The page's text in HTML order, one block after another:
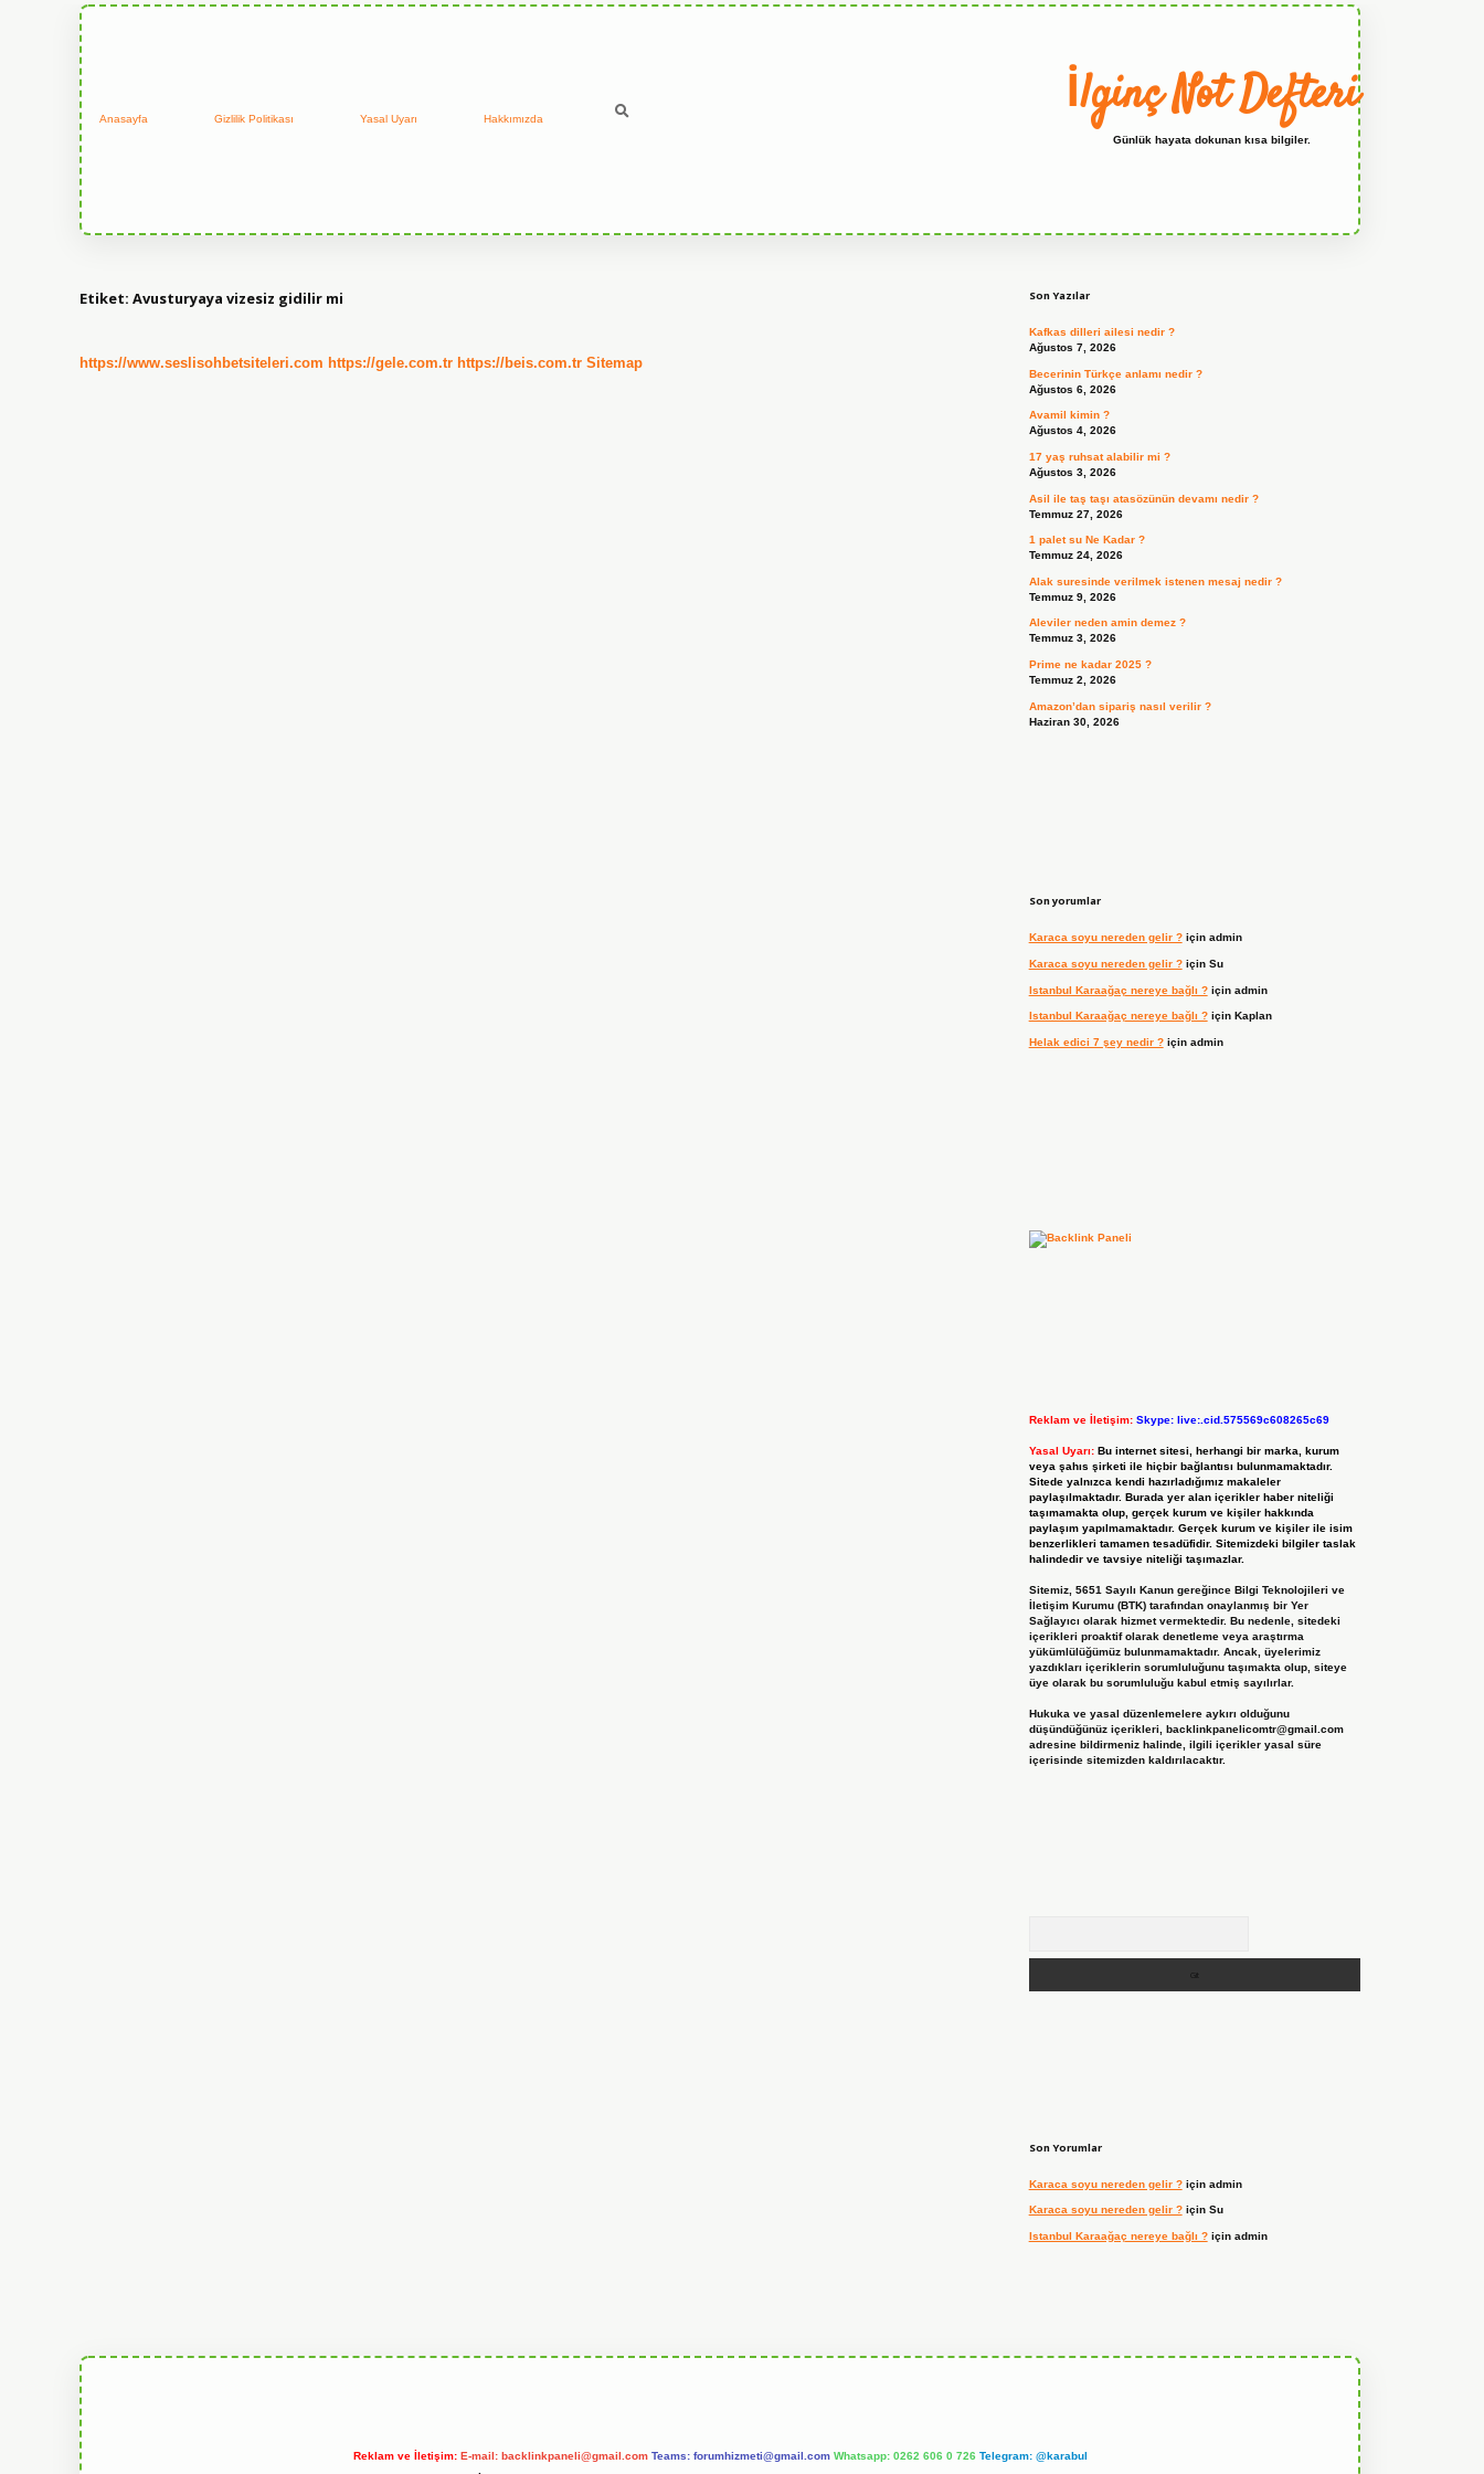
Anasayfa Gizlilik Politikası Yasal Uyarı Hakkımızda İlginç Not Defteri
Günlük hayata dokunan kısa bilgiler.
Etiket: Avusturyaya vizesiz gidilir mi
https://www.seslisohbetsiteleri.com https://gele.com.tr https://beis.com.tr Sitemap
Son Yazılar
Kafkas dilleri ailesi nedir ?
Ağustos 7, 2026
Becerinin Türkçe anlamı nedir ?
Ağustos 6, 2026
Avamil kimin ?
Ağustos 4, 2026
17 yaş ruhsat alabilir mi ?
Ağustos 3, 2026
Asil ile taş taşı atasözünün devamı nedir ?
Temmuz 27, 2026
1 palet su Ne Kadar ?
Temmuz 24, 2026
Alak suresinde verilmek istenen mesaj nedir ?
Temmuz 9, 2026
Aleviler neden amin demez ?
Temmuz 3, 2026
Prime ne kadar 2025 ?
Temmuz 2, 2026
Amazon’dan sipariş nasıl verilir ?
Haziran 30, 2026
Son yorumlar
Karaca soyu nereden gelir ?için admin
Karaca soyu nereden gelir ?için Su
Istanbul Karaağaç nereye bağlı ?için admin
Istanbul Karaağaç nereye bağlı ?için Kaplan
Helak edici 7 şey nedir ?için admin
Reklam ve İletişim: Skype: live:.cid.575569c608265c69
Yasal Uyarı: Bu internet sitesi, herhangi bir marka, kurum
veya şahıs şirketi ile hiçbir bağlantısı bulunmamaktadır.
Sitede yalnızca kendi hazırladığımız makaleler
paylaşılmaktadır. Burada yer alan içerikler haber niteliği
taşımamakta olup, gerçek kurum ve kişiler hakkında
paylaşım yapılmamaktadır. Gerçek kurum ve kişiler ile isim
benzerlikleri tamamen tesadüfidir. Sitemizdeki bilgiler taslak
halindedir ve tavsiye niteliği taşımazlar.
Sitemiz, 5651 Sayılı Kanun gereğince Bilgi Teknolojileri ve
İletişim Kurumu (BTK) tarafından onaylanmış bir Yer
Sağlayıcı olarak hizmet vermektedir. Bu nedenle, sitedeki
içerikleri proaktif olarak denetleme veya araştırma
yükümlülüğümüz bulunmamaktadır. Ancak, üyelerimiz
yazdıkları içeriklerin sorumluluğunu taşımakta olup, siteye
üye olarak bu sorumluluğu kabul etmiş sayılırlar.
Hukuka ve yasal düzenlemelere aykırı olduğunu
düşündüğünüz içerikleri, backlinkpanelicomtr@gmail.com
adresine bildirmeniz halinde, ilgili içerikler yasal süre
içerisinde sitemizden kaldırılacaktır.
Son Yorumlar
Karaca soyu nereden gelir ?için admin
Karaca soyu nereden gelir ?için Su
Istanbul Karaağaç nereye bağlı ?için admin
Reklam ve İletişim: E-mail: backlinkpaneli@gmail.com Teams: forumhizmeti@gmail.com Whatsapp: 0262 606 0 726 Telegram: @karabul